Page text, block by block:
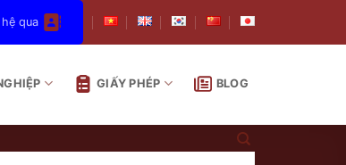
hệ qua
GIẤY PHÉP BLOG